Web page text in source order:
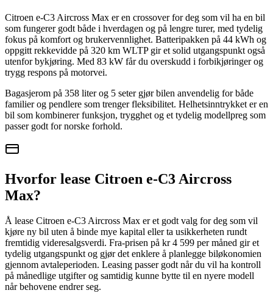
Citroen e-C3 Aircross Max er en crossover for deg som vil ha en bil
som fungerer godt både i hverdagen og på lengre turer, med tydelig
fokus på komfort og brukervennlighet. Batteripakken på 44 kWh og
oppgitt rekkevidde på 320 km WLTP gir et solid utgangspunkt også
utenfor bykjøring. Med 83 kW får du overskudd i forbikjøringer og
trygg respons på motorvei.
Bagasjerom på 358 liter og 5 seter gjør bilen anvendelig for både
familier og pendlere som trenger fleksibilitet. Helhetsinntrykket er en
bil som kombinerer funksjon, trygghet og et tydelig modellpreg som
passer godt for norske forhold.
Hvorfor lease Citroen e-C3 Aircross
Max?
Å lease Citroen e-C3 Aircross Max er et godt valg for deg som vil
kjøre ny bil uten å binde mye kapital eller ta usikkerheten rundt
fremtidig videresalgsverdi. Fra-prisen på kr 4 599 per måned gir et
tydelig utgangspunkt og gjør det enklere å planlegge biløkonomien
gjennom avtaleperioden. Leasing passer godt når du vil ha kontroll
på månedlige utgifter og samtidig kunne bytte til en nyere modell
når behovene endrer seg.